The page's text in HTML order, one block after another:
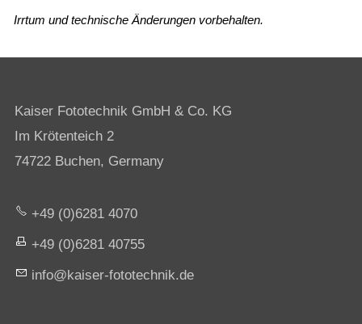
Irrtum und technische Änderungen vorbehalten.
Kaiser Fototechnik GmbH & Co. KG
Im Krötenteich 2
74722 Buchen, Germany
+49 (0)6281 4070
+49 (0)6281 40755
nf
k s r-f t t chn k d